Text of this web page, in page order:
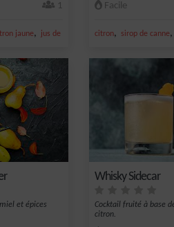
1
jaune, jus de citron jaune,Jus de pomme
Facile
citron, sirop de canne,
et épices
Whisky Sidecar
Cocktail fruité à base
citron.